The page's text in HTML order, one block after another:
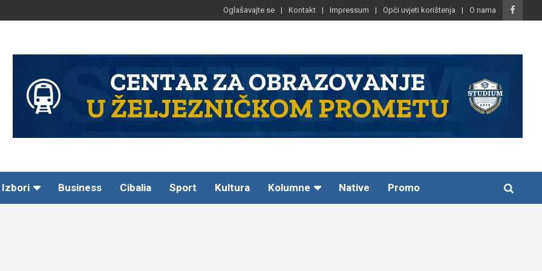
Oglašavajte se Kontakt Impressum Opći uvjeti korištenja O nama
Izbori Business Cibalia Sport Kultura Kolumne Native Promo